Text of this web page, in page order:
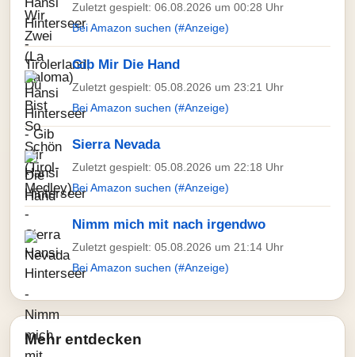
Zuletzt gespielt: 06.08.2026 um 00:28 Uhr
Bei Amazon suchen (#Anzeige)
Gib Mir Die Hand
Zuletzt gespielt: 05.08.2026 um 23:21 Uhr
Bei Amazon suchen (#Anzeige)
Sierra Nevada
Zuletzt gespielt: 05.08.2026 um 22:18 Uhr
Bei Amazon suchen (#Anzeige)
Nimm mich mit nach irgendwo
Zuletzt gespielt: 05.08.2026 um 21:14 Uhr
Bei Amazon suchen (#Anzeige)
Mehr entdecken